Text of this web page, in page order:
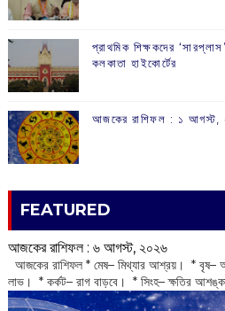
প্রাথমিক শিক্ষকদের
কলকাতা হাইকোর্টের
আজকের রাশিফল :‌ ‌‌১ আগস্ট,
FEATURED
আজকের রাশিফল :‌ ‌‌৬ আগস্ট, ২০২৬
আজকের রাশিফল * মেষ– মিথ্যার আশ্রয়। * বৃষ–
লাভ। * কর্কট– রাগ বাড়বে। * সিংহ– ক্ষতির